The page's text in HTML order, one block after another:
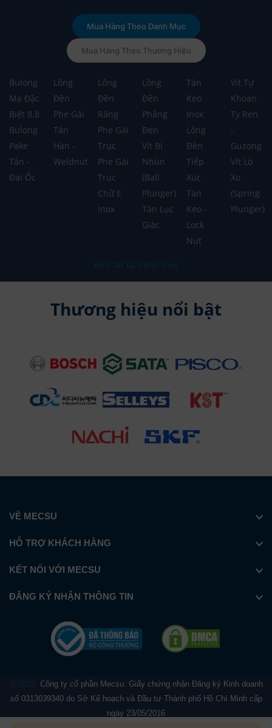
Mua Hàng Theo Danh Mục
Mua Hàng Theo Thương Hiệu
Bulong
Mạ Đặc
Biệt 8.8
Bulong
Pake
Tán -
Đai Ốc
Lông
Đền
Phe Gài
Tán
Hàn -
Weldnut
Lông
Đền
Răng
Phe Gài
Trục
Phe Gài
Trục
Chữ E
Inox
Lông
Đền
Phẳng
Đen
Vít Bi
Nhún
(Ball
Plunger)
Tán Lục
Giác
Tán
Keo
Inox
Lông
Đền
Tiếp
Xúc
Tán
Keo -
Lock
Nut
Vít Tự
Khoan
Ty Ren
-
Guzong
Vít Lò
Xo
(Spring
Plunger)
Xem tất cả danh mục
Thương hiệu nổi bật
VỀ MECSU
HỖ TRỢ KHÁCH HÀNG
KẾT NỐI VỚI MECSU
ĐĂNG KÝ NHẬN THÔNG TIN
© 2026.
Công ty cổ phần Mecsu. Giấy chứng nhận Đăng ký Kinh doanh
số 0313039340 do Sở Kế hoạch và Đầu tư Thành phố Hồ Chí Minh cấp
ngày 23/05/2016